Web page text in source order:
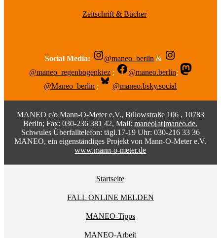
Zeitschrift & Bücher
Social Media: @maneo_berlin &
@maneo_regenbogenkiez ; @maneo.berlin;
@Maneo_berlin ; @maneo.bsky.social
MANEO c/o Mann-O-Meter e.V., Bülowstraße 106 , 10783
Berlin; Fax: 030-236 381 42, Mail:maneo[at]maneo.de,
Schwules Überfalltelefon: tägl.17-19 Uhr: 030-216 33 36
MANEO, ein eigenständiges Projekt von Mann-O-Meter e.V.
www.mann-o-meter.de
Startseite
FALL ONLINE MELDEN
MANEO-Tipps
MANEO-Arbeit